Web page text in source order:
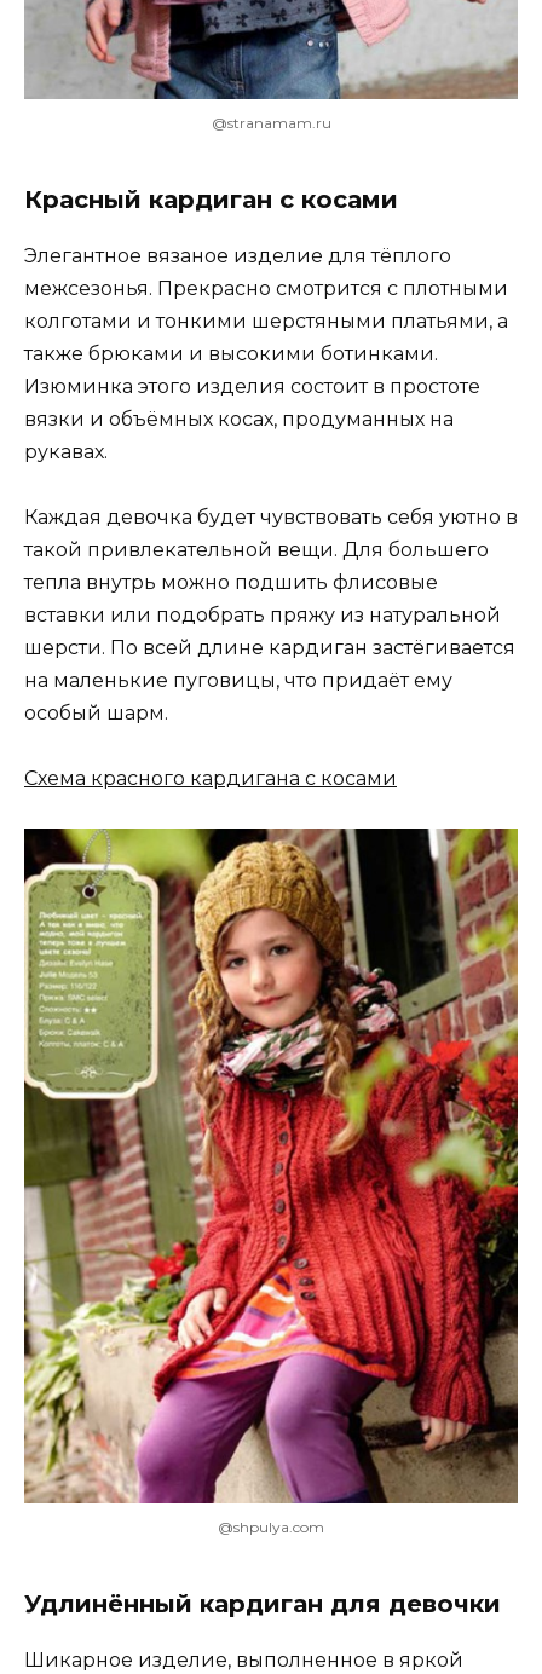
@stranamam.ru
Красный кардиган с косами
Элегантное вязаное изделие для тёплого
межсезонья. Прекрасно смотрится с плотными
колготами и тонкими шерстяными платьями, а
также брюками и высокими ботинками.
Изюминка этого изделия состоит в простоте
вязки и объёмных косах, продуманных на
рукавах.
Каждая девочка будет чувствовать себя уютно в
такой привлекательной вещи. Для большего
тепла внутрь можно подшить флисовые
вставки или подобрать пряжу из натуральной
шерсти. По всей длине кардиган застёгивается
на маленькие пуговицы, что придаёт ему
особый шарм.
Схема красного кардигана с косами
@shpulya.com
Удлинённый кардиган для девочки
Шикарное изделие, выполненное в яркой